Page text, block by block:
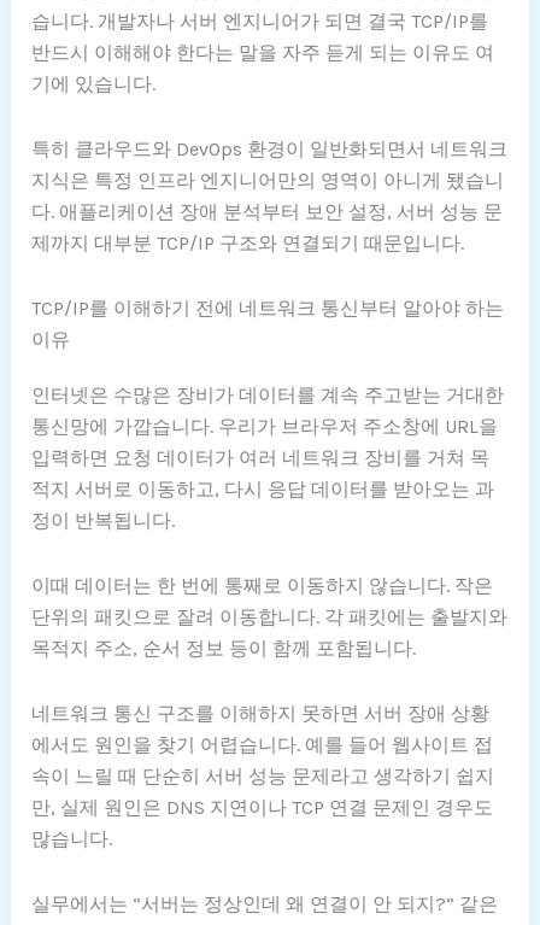
습니다. 개발자나 서버 엔지니어가 되면 결국 TCP/IP를
반드시 이해해야 한다는 말을 자주 듣게 되는 이유도 여
기에 있습니다.
특히 클라우드와 DevOps 환경이 일반화되면서 네트워크
지식은 특정 인프라 엔지니어만의 영역이 아니게 됐습니
다. 애플리케이션 장애 분석부터 보안 설정, 서버 성능 문
제까지 대부분 TCP/IP 구조와 연결되기 때문입니다.
TCP/IP를 이해하기 전에 네트워크 통신부터 알아야 하는
이유
인터넷은 수많은 장비가 데이터를 계속 주고받는 거대한
통신망에 가깝습니다. 우리가 브라우저 주소창에 URL을
입력하면 요청 데이터가 여러 네트워크 장비를 거쳐 목
적지 서버로 이동하고, 다시 응답 데이터를 받아오는 과
정이 반복됩니다.
이때 데이터는 한 번에 통째로 이동하지 않습니다. 작은
단위의 패킷으로 잘려 이동합니다. 각 패킷에는 출발지와
목적지 주소, 순서 정보 등이 함께 포함됩니다.
네트워크 통신 구조를 이해하지 못하면 서버 장애 상황
에서도 원인을 찾기 어렵습니다. 예를 들어 웹사이트 접
속이 느릴 때 단순히 서버 성능 문제라고 생각하기 쉽지
만, 실제 원인은 DNS 지연이나 TCP 연결 문제인 경우도
많습니다.
실무에서는 “서버는 정상인데 왜 연결이 안 되지?” 같은